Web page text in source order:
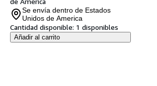
Se envía dentro de Estados
Unidos de America
Cantidad disponible: 1 disponibles
Añadir al carrito